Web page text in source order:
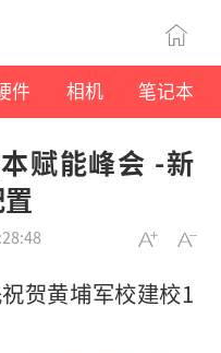
件 相机 笔记本
赋能峰会 -新
贺黄埔军校建校1